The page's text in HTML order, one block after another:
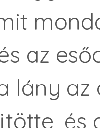
az
lány
és